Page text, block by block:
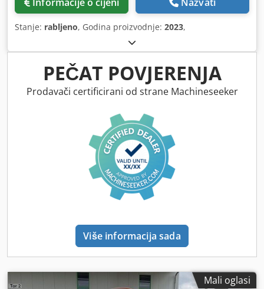
Stanje: rabljeno, Godina proizvodnje: 2023,
PEČAT POVJERENJA
Prodavači certificirani od strane Machineseeker
Više informacija sada
Mali oglasi